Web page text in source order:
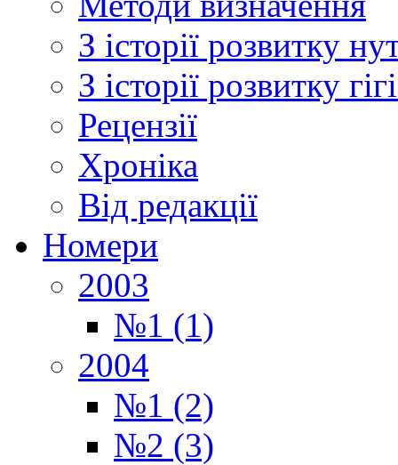
З історії розвитку
З історії розвитку
Рецензії
Хроніка
Від редакції
Номери
2003
№1 (1)
2004
№1 (2)
№2 (3)